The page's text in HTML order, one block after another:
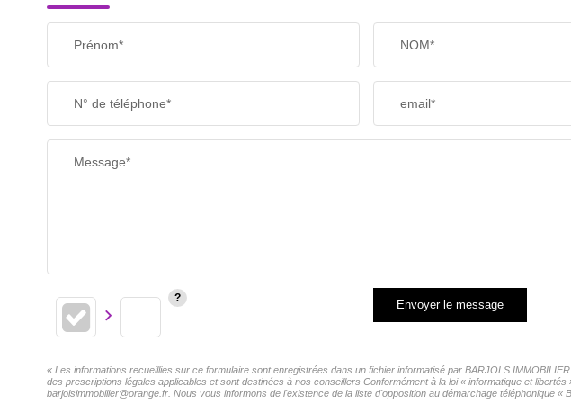
Prénom* NOM*
N° de téléphone* email*
Message*
Envoyer le message
« Les informations recueillies sur ce formulaire sont enregistrées dans un fichier informatisé par BARJOLS
des prescriptions légales applicables et sont destinées à nos conseillers Conformément à la loi « informatique et
barjolsimmobilier@orange.fr. Nous vous informons de l'existence de la liste d'opposition au démarchage téléphonique